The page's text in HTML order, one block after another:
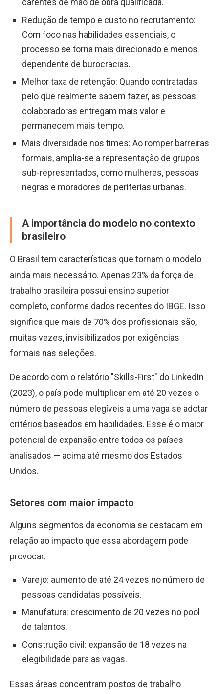
carentes de mão de obra qualificada.
Redução de tempo e custo no recrutamento:
Com foco nas habilidades essenciais, o
processo se torna mais direcionado e menos
dependente de burocracias.
Melhor taxa de retenção: Quando contratadas
pelo que realmente sabem fazer, as pessoas
colaboradoras entregam mais valor e
permanecem mais tempo.
Mais diversidade nos times: Ao romper barreiras
formais, amplia-se a representação de grupos
sub-representados, como mulheres, pessoas
negras e moradores de periferias urbanas.
A importância do modelo no contexto
brasileiro
O Brasil tem características que tornam o modelo
ainda mais necessário. Apenas 23% da força de
trabalho brasileira possui ensino superior
completo, conforme dados recentes do IBGE. Isso
significa que mais de 70% dos profissionais são,
muitas vezes, invisibilizados por exigências
formais nas seleções.
De acordo com o relatório "Skills-First" do LinkedIn
(2023), o país pode multiplicar em até 20 vezes o
número de pessoas elegíveis a uma vaga se adotar
critérios baseados em habilidades. Esse é o maior
potencial de expansão entre todos os países
analisados — acima até mesmo dos Estados
Unidos.
Setores com maior impacto
Alguns segmentos da economia se destacam em
relação ao impacto que essa abordagem pode
provocar:
Varejo: aumento de até 24 vezes no número de
pessoas candidatas possíveis.
Manufatura: crescimento de 20 vezes no pool
de talentos.
Construção civil: expansão de 18 vezes na
elegibilidade para as vagas.
Essas áreas concentram postos de trabalho